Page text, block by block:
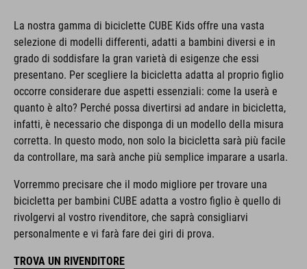
La nostra gamma di biciclette CUBE Kids offre una vasta
selezione di modelli differenti, adatti a bambini diversi e in
grado di soddisfare la gran varietà di esigenze che essi
presentano. Per scegliere la bicicletta adatta al proprio figlio
occorre considerare due aspetti essenziali: come la userà e
quanto è alto? Perché possa divertirsi ad andare in bicicletta,
infatti, è necessario che disponga di un modello della misura
corretta. In questo modo, non solo la bicicletta sarà più facile
da controllare, ma sarà anche più semplice imparare a usarla.
Vorremmo precisare che il modo migliore per trovare una
bicicletta per bambini CUBE adatta a vostro figlio è quello di
rivolgervi al vostro rivenditore, che saprà consigliarvi
personalmente e vi farà fare dei giri di prova.
TROVA UN RIVENDITORE